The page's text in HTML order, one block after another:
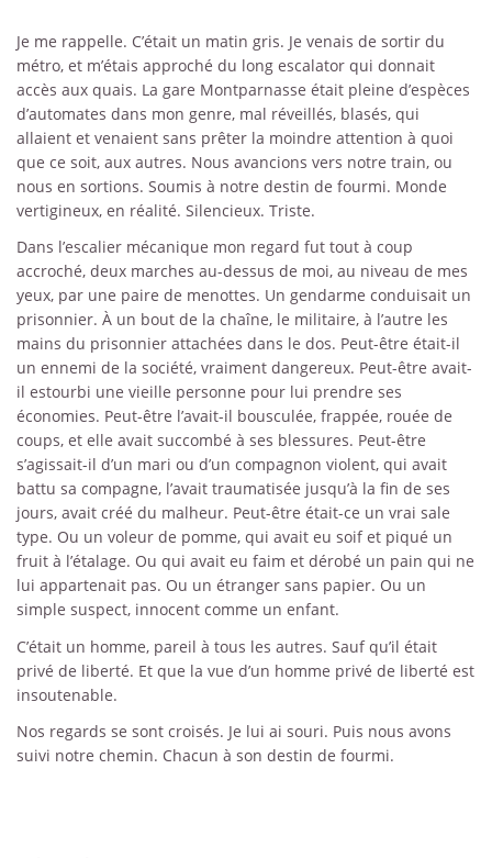
Je me rappelle. C’était un matin gris. Je venais de sortir du
métro, et m’étais approché du long escalator qui donnait
accès aux quais. La gare Montparnasse était pleine d’espèces
d’automates dans mon genre, mal réveillés, blasés, qui
allaient et venaient sans prêter la moindre attention à quoi
que ce soit, aux autres. Nous avancions vers notre train, ou
nous en sortions. Soumis à notre destin de fourmi. Monde
vertigineux, en réalité. Silencieux. Triste.
Dans l’escalier mécanique mon regard fut tout à coup
accroché, deux marches au-dessus de moi, au niveau de mes
yeux, par une paire de menottes. Un gendarme conduisait un
prisonnier. À un bout de la chaîne, le militaire, à l’autre les
mains du prisonnier attachées dans le dos. Peut-être était-il
un ennemi de la société, vraiment dangereux. Peut-être avait-
il estourbi une vieille personne pour lui prendre ses
économies. Peut-être l’avait-il bousculée, frappée, rouée de
coups, et elle avait succombé à ses blessures. Peut-être
s’agissait-il d’un mari ou d’un compagnon violent, qui avait
battu sa compagne, l’avait traumatisée jusqu’à la fin de ses
jours, avait créé du malheur. Peut-être était-ce un vrai sale
type. Ou un voleur de pomme, qui avait eu soif et piqué un
fruit à l’étalage. Ou qui avait eu faim et dérobé un pain qui ne
lui appartenait pas. Ou un étranger sans papier. Ou un
simple suspect, innocent comme un enfant.
C’était un homme, pareil à tous les autres. Sauf qu’il était
privé de liberté. Et que la vue d’un homme privé de liberté est
insoutenable.
Nos regards se sont croisés. Je lui ai souri. Puis nous avons
suivi notre chemin. Chacun à son destin de fourmi.